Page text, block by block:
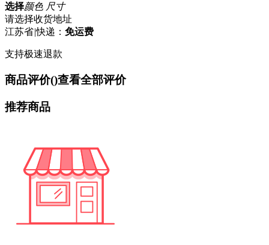
选择颜色 尺寸
请选择收货地址
江苏省|快递： 免运费
支持极速退款
商品评价()查看全部评价
推荐商品